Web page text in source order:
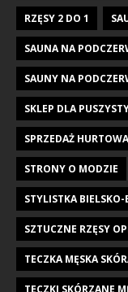
RZĘSY 2 DO 1
SAUNA NA
SAUNY NA
SKLEP DLA
SPRZEDAŻ
STRONY O MODZIE
STYLISTKA
SZTUCZNE RZĘSY
TECZKA MĘSKA
TECZKI SKÓRZANE